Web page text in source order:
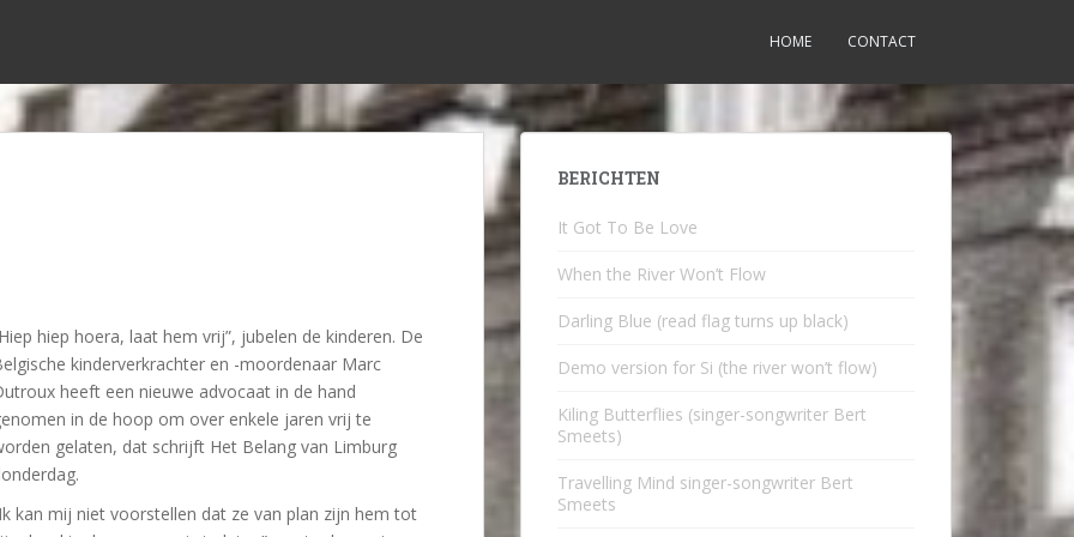
HOME CONTACT
hiep hoera, laat hem vrij”, jubelen de kinderen. De
kinderverkrachter en -moordenaar Marc
heeft een nieuwe advocaat in de hand
in de hoop om over enkele jaren vrij te
gelaten, dat schrijft Het Belang van Limburg
kan mij niet voorstellen dat ze van plan zijn hem tot
BERICHTEN
It Got To Be Love
When the River Won’t Flow
Darling Blue (read flag turns up black)
Demo version for Si (the river won’t flow)
Kiling Butterflies (singer-songwriter Bert
Smeets)
Travelling Mind singer-songwriter Bert
Smeets